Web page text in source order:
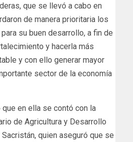
que se llevó a cabo en
de manera prioritaria los
su buen desarrollo, a fin de
y hacerla más
y con ello generar mayor
sector de la economía
en ella se contó con la
de Agricultura y Desarrollo
quien aseguró que se